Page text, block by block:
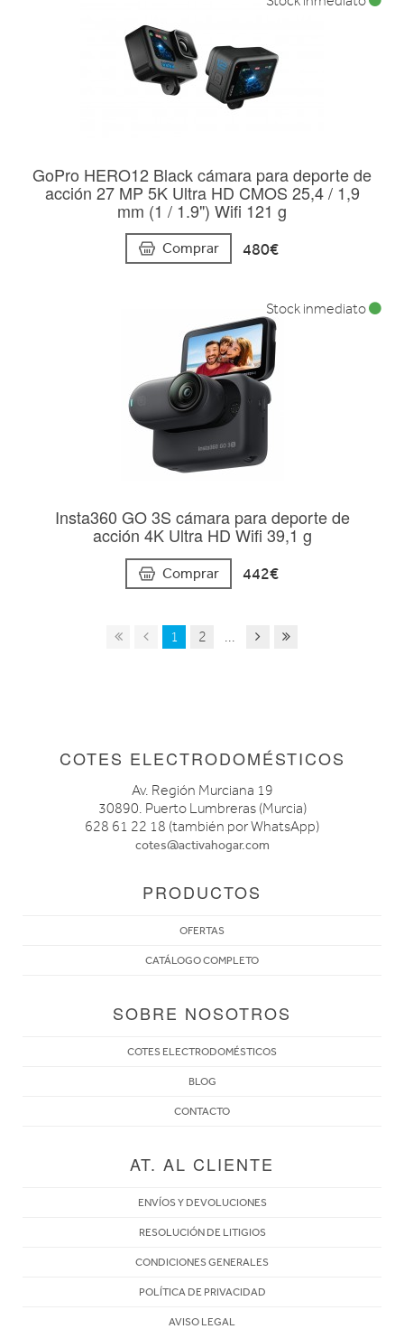
GoPro HERO12 Black cámara para deporte de
acción 27 MP 5K Ultra HD CMOS 25,4 / 1,9
mm (1 / 1.9") Wifi 121 g
Comprar 480€
Insta360 GO 3S cámara para deporte de
acción 4K Ultra HD Wifi 39,1 g
Comprar 442€
Stock inmediato
1 2 ...
COTES ELECTRODOMÉSTICOS
Av. Región Murciana 19
30890. Puerto Lumbreras (Murcia)
628 61 22 18 (también por WhatsApp)
cotes@activahogar.com
PRODUCTOS
OFERTAS
CATÁLOGO COMPLETO
SOBRE NOSOTROS
COTES ELECTRODOMÉSTICOS
BLOG
CONTACTO
AT. AL CLIENTE
ENVÍOS Y DEVOLUCIONES
RESOLUCIÓN DE LITIGIOS
CONDICIONES GENERALES
POLÍTICA DE PRIVACIDAD
AVISO LEGAL